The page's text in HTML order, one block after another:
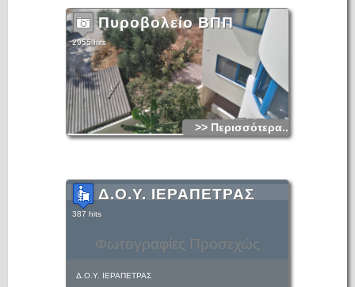
Πυροβολείο ΒΠΠ
2955 hits
>> Περισσότερα...
Φωτογραφίες Προσεχώς
Δ.Ο.Υ. ΙΕΡΑΠΕΤΡΑΣ
387 hits
Δ.Ο.Υ. ΙΕΡΑΠΕΤΡΑΣ